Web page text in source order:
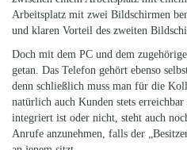
Arbeitsplatz mit zwei Bildschirmen
und klaren Vorteil des zweiten
Doch mit dem PC und dem
getan. Das Telefon gehört ebenso
denn schließlich muss man für die
natürlich auch Kunden stets
integriert ist oder nicht, steht auch
Anrufe anzunehmen, falls der